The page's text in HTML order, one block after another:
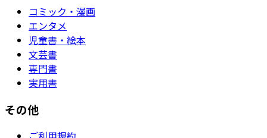
コミック・漫画
エンタメ
児童書・絵本
文芸書
専門書
実用書
その他